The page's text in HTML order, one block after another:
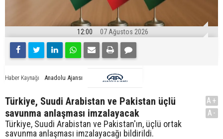
12:00 07 Ağustos 2026
Haber Kaynağı Anadolu Ajansı
Türkiye, Suudi Arabistan ve Pakistan üçlü
savunma anlaşması imzalayacak
Türkiye, Suudi Arabistan ve Pakistan'ın, üçlü ortak
savunma anlaşması imzalayacağı bildirildi.
A+
A-